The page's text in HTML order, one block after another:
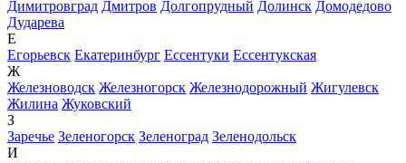
Димитровград Дмитров Долгопрудный Долинск Домодедово
Дударева
Е
Егорьевск Екатеринбург Ессентуки Ессентукская
Ж
Железноводск Железногорск Железнодорожный Жигулевск
Жилина Жуковский
З
Заречье Зеленогорск Зеленоград Зеленодольск
И